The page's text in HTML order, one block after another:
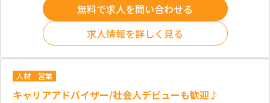
無料で求人を問い合わせる
求人情報を詳しく見る
人材 営業
キャリアアドバイザー/社会人デビューも歓迎♪